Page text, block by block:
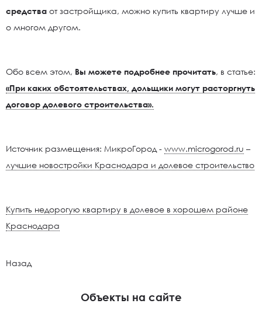
средства от застройщика, можно купить квартиру лучше и
о многом другом.
Обо всем этом, Вы можете подробнее прочитать, в статье:
«При каких обстоятельствах, дольщики могут расторгнуть
договор долевого строительства».
Источник размещения: МикроГород - www.microgorod.ru –
лучшие новостройки Краснодара и долевое строительство
Купить недорогую квартиру в долевое в хорошем районе
Краснодара
Назад
Объекты на сайте